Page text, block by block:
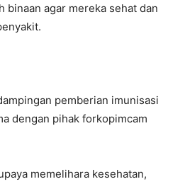
binaan agar mereka sehat dan
pemberian imunisasi
dengan pihak forkopimcam
memelihara kesehatan,